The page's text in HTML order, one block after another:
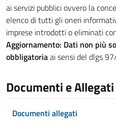
ai servizi pubblici ovvero la
elenco di tutti gli oneri
imprese introdotti o eliminati
Aggiornamento: Dati non più
obbligatoriaai sensi del dlgs
Documenti e Allegati
Documenti allegati